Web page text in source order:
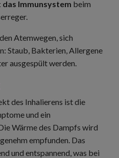
Immunsystem beim
Atemwegen, sich
Staub, Bakterien, Allergene
ausgespült werden.
des Inhalierens ist die
und ein
Die Wärme des Dampfs wird
empfunden. Das
und entspannend, was bei